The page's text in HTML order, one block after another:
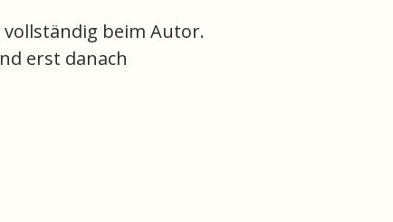
beim Autor.
erst danach